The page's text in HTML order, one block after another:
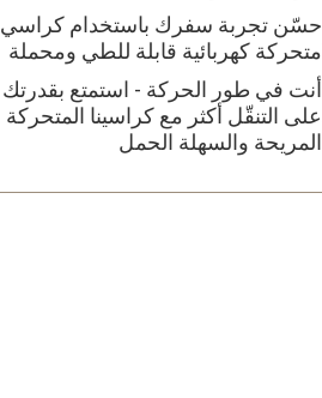
حسّن تجربة سفرك باستخدام كراسي
متحركة كهربائية قابلة للطي ومحملة
أنت في طور الحركة - استمتع بقدرتك
على التنقّل أكثر مع كراسينا المتحركة
المريحة والسهلة الحمل